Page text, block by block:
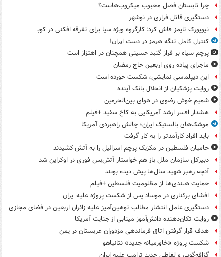
چرا تابستان فصل محبوب میکروب‌هاست؟
دستگیری قاتل فراری در نوشهر
نیویورک تایمز فاش کرد: کارگروه ویژه سیا برای تفرقه افکنی در کوبا
کنترل کامل تنگه هرمز در دست ایران!
پرچم سیاه بر فراز گنبد حسینی همچنان در اهتزاز است
ماجرای پیاده روی اربعین حاج رمضان
این دیپلماسی نمایشی، شکست خورده است
روایت پزشکیان از انحلال بانک آینده
شمیم خوش رضوی در هوای بین‌الحرمین
هشدار افسر ارشد آمریکایی به کاخ سفید +فیلم
موشک‌های بالستیک ایران؛ چالش راهبردی آمریکا
باید افراد کارآمدتر را به کار گرفت
حامیان فلسطین در مکزیک پرچم اسرائیل را به آتش کشیدند
دبیرکل سازمان ملل باز هم خواستار آتش‌بس فوری در اوکراین شد
آنچه رهبر شهید سال‌ها پیش دیده بودند
حمایت هلندی‌ها از مظلومیت فلسطین +فیلم
افشای برکناری در موساد پس از شکست پروژه علیه ایران
دستگیری عامل انتشار مطالب توهین‌آمیز علیه زائران اربعین در فضای مجازی
روایت تکان‌دهنده دانش‌آموز مینابی از جنایت آمریکا
هدف قرار گرفتن اتاق‌ فرماندهی مزدوران عربستان در یمن
شکست پروژه «خاورمیانه جدید» نتانیاهو
گزافه‌گویی و لفاظی جدید ترامپ علیه ایران